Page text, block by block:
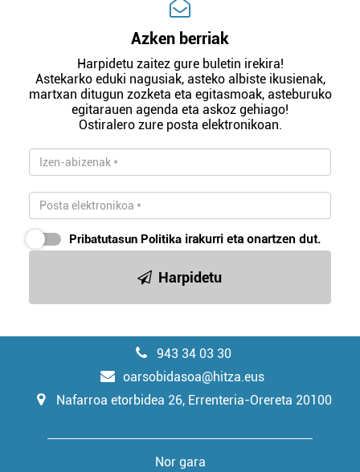
Azken berriak
Harpidetu zaitez gure buletin irekira!
Astekarko eduki nagusiak, asteko albiste ikusienak,
martxan ditugun zozketa eta egitasmoak, asteburuko
egitarauen agenda eta askoz gehiago!
Ostiralero zure posta elektronikoan.
Pribatutasun Politika irakurri eta onartzen dut.
Harpidetu
943 34 03 30
oarsobidasoa@hitza.eus
Nafarroa etorbidea 26, Errenteria-Orereta 20100
Nor gara